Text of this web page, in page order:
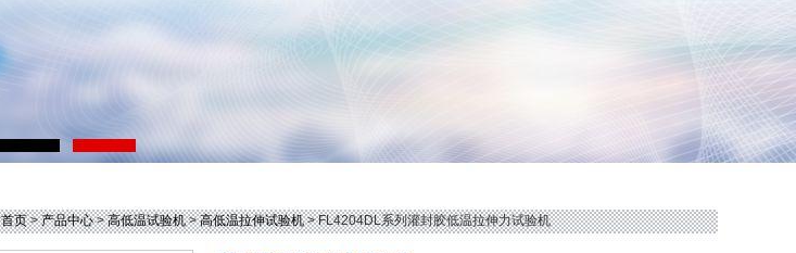
首页>产品中心>高低温试验机>高低温拉伸试验机> FL4204DL系列灌封胶低温拉伸力试验机